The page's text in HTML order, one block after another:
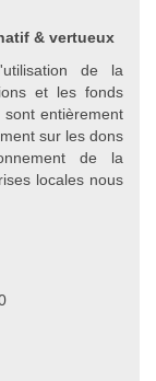
& vertueux
de la
et les fonds
entièrement
sur les dons
de la
locales nous